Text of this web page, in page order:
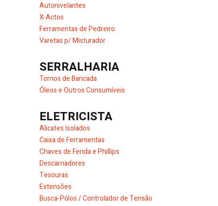
Autonivelantes
X-Actos
Ferramentas de Pedreiro
Varetas p/ Misturador
SERRALHARIA
Tornos de Bancada
Óleos e Outros Consumíveis
ELETRICISTA
Alicates Isolados
Caixa de Ferramentas
Chaves de Fenda e Phillips
Descarnadores
Tesouras
Extensões
Busca-Pólos / Controlador de Tensão